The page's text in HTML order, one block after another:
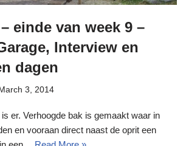
einde van week 9 –
Interview en
dagen
3, 2014
er. Verhoogde bak is gemaakt waar in
en vooraan direct naast de oprit een